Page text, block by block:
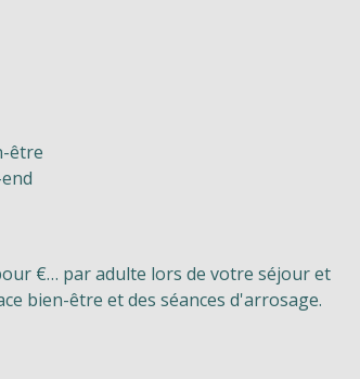
être
€… par adulte lors de votre séjour et
bien-être et des séances d'arrosage.